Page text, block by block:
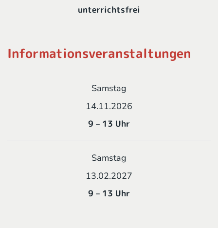
unterrichtsfrei
Informationsveranstaltungen
Samstag
14.11.2026
9 – 13 Uhr
Samstag
13.02.2027
9 – 13 Uhr